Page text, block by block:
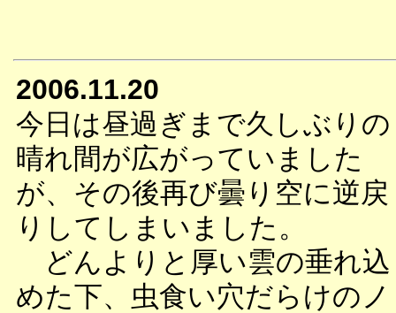
2006.11.20
今日は昼過ぎまで久しぶりの
晴れ間が広がっていました
が、その後再び曇り空に逆戻
りしてしまいました。
どんよりと厚い雲の垂れ込
めた下、虫食い穴だらけのノ